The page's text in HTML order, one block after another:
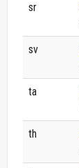
sr
sv
ta
th